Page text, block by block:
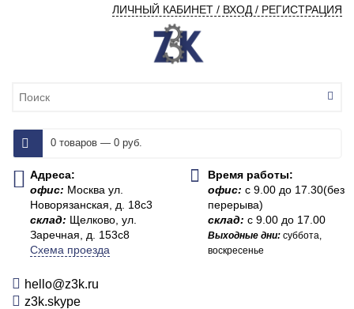
ЛИЧНЫЙ КАБИНЕТ / ВХОД / РЕГИСТРАЦИЯ
0 товаров — 0 руб.
Адреса:
офис: Москва ул.
Новорязанская, д. 18с3
склад: Щелково, ул.
Заречная, д. 153с8
Схема проезда
Время работы:
офис:с 9.00 до 17.30(без
перерыва)
склад:с 9.00 до 17.00
Выходные дни:суббота,
воскресенье
hello@z3k.ru
z3k.skype